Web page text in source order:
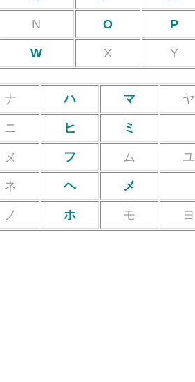
N O P
W X Y
ナ ハ マ ヤ
ニ ヒ ミ
ヌ フ ム ユ
ネ ヘ メ
ノ ホ モ ヨ